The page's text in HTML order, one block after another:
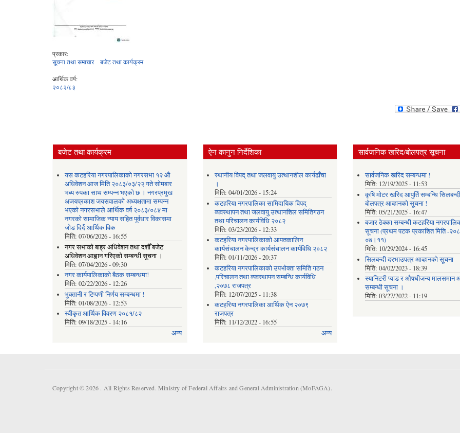
प्रकार:
सूचना तथा समाचार
बजेट तथा कार्यक्रम
आर्थिक वर्ष:
२०८२/८३
बजेट तथा कार्यक्रम
यस कटहरिया नगरपालिकाको नगरसभा १२ औ
अधिवेशन आज मिति २०८३/०३/२२ गते सोमबार
भब्य रुपका साथ सम्पन्न भएको छ । नगरप्रमुख
अजयप्रकाश जयसवालको अध्यक्षतामा सम्पन्न
भएको नगरसभाले आर्थिक वर्ष २०८३/०८४ मा
नगरको सामाजिक न्याय सहित पूर्वधार विकासमा
जोड दिदैं आर्थिक विक
मिति: 07/06/2026 - 16:55
नगर सभाको बाह्र अधिवेशन तथा दशौँ बजेट
अधिवेशन आह्वान गरिएको सम्बन्धी सूचना ।
मिति: 07/04/2026 - 09:30
नगर कार्यपालिकाको बैठक सम्बन्धमा!
मिति: 02/22/2026 - 12:26
भुक्तानी र टिप्पणी निर्णय सम्बन्धमा !
मिति: 01/08/2026 - 12:53
स्वीकृत आर्थिक विवरण २०८१/८२
मिति: 09/18/2025 - 14:16
अन्य
ऐन कानुन निर्देशिका
स्थानीय विपद् तथा जलवायु उत्थानशील कार्यढाँचा
।
मिति:04/01/2026 - 15:24
कटहरिया नगरपालिका सामिदायिक विपद्
व्यवस्थापन तथा जलवायु उत्थानशिल समितिगठन
तथा परिचालन कार्यविधि २०८२
मिति:03/23/2026 - 12:33
कटहरिया नगरपालिकाको आपतकालिन
कार्यसंचालन केन्द्र कार्यसंचालन कार्यविधि २०८२
मिति:01/11/2026 - 20:37
कटहरिया नगरपालिकाको उपभोक्ता समिति गठन
,परिचालन तथा व्यवस्थापन सम्बन्धि कार्यविधि
,२०७८ राजपत्र
मिति: 12/07/2025 - 11:38
कटहरिया नगरपालिका आर्थिक ऐन २०७९
राजपत्र
मिति: 11/12/2022 - 16:55
अन्य
सार्वजनिक खरिद/बोलपत्र सूचना
सार्वजनिक खरिद सम्बन्धमा !
मिति: 12/19/2025 - 11:53
कृषि मोटर खरिद आपुर्ति सम्बन्धि सिलबन्दी
बोलपत्र आव्हानको सूचना !
मिति: 05/21/2025 - 16:47
बजार ठेक्का सम्बन्धी कटहरिया
सूचना (प्रथम पटक प्रकाशित मिति -
०७।११)
मिति: 10/29/2024 - 16:45
सिलबन्दी दरभाउपत्र आव्हानको सूचना
मिति: 04/02/2023 - 18:39
स्यानिटरी प्याड र ‌औषधीजन्य मालसमान
सम्बन्धी सूचना ।
मिति: 03/27/2022 - 11:19
Copyright © 2026 . All Rights Reserved. Ministry of Federal Affairs and General Administration (MoFAGA).